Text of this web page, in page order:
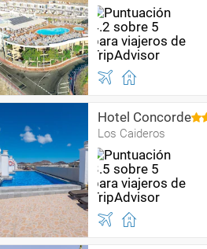
Hotel Concorde
Los Caideros